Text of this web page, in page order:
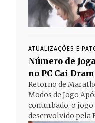
ATUALIZAÇÕES E
Número de
no PC Cai
Retorno de
Modos de Jogo
conturbado, o
desenvolvido pela